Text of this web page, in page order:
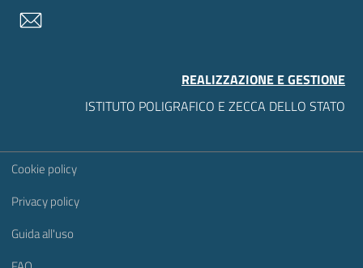
REALIZZAZIONE E GESTIONE
ISTITUTO POLIGRAFICO E ZECCA DELLO STATO
Sezione Link Utili
Cookie policy
Privacy policy
Guida all'uso